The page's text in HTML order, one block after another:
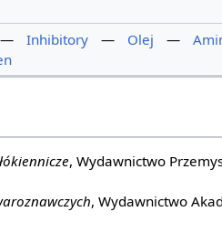
— Inhibitory — Olej —
, Wydawnictwo
, Wydawnictwo